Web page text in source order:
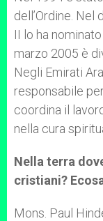
dell’Ordine.
II lo ha
marzo 2005 è
Negli Emirati
responsabile
coordina il
nella cura
Nella terra
cristiani?
Mons. Paul